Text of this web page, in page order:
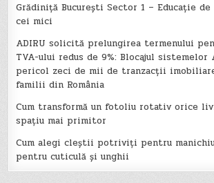
Grădiniță București Sector 1 – Educație
cei mici
ADIRU solicită prelungirea termenului
TVA-ului redus de 9%: Blocajul sistemelor
pericol zeci de mii de tranzacții
familii din România
Cum transformă un fotoliu rotativ orice
spațiu mai primitor
Cum alegi cleștii potriviți pentru
pentru cuticulă și unghii